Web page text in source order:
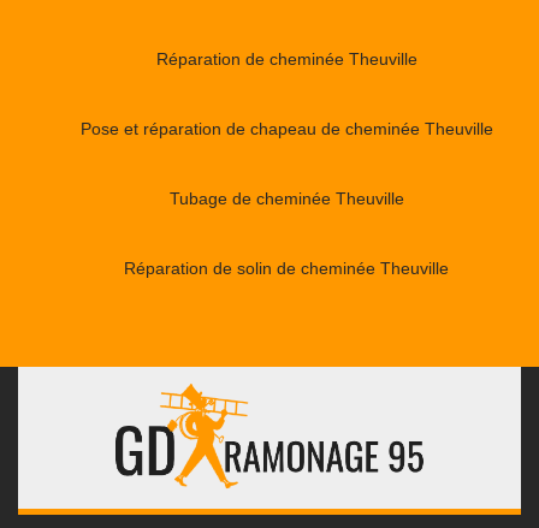
Réparation de cheminée Theuville
Pose et réparation de chapeau de cheminée Theuville
Tubage de cheminée Theuville
Réparation de solin de cheminée Theuville